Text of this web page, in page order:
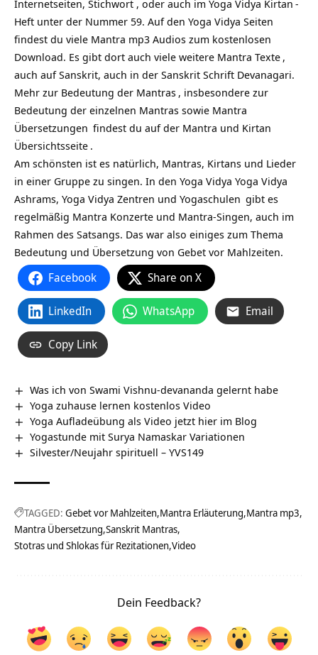
Internetseiten, Stichwort , oder auch im Yoga Vidya Kirtan -
Heft unter der Nummer 59. Auf den Yoga Vidya Seiten
findest du viele Mantra mp3 Audios zum kostenlosen
Download. Es gibt dort auch viele weitere Mantra Texte ,
auch auf Sanskrit, auch in der Sanskrit Schrift Devanagari.
Mehr zur Bedeutung der Mantras , insbesondere zur
Bedeutung der einzelnen Mantras sowie Mantra
Übersetzungen findest du aufder Mantra und Kirtan
Übersichtsseite .
Am schönsten ist es natürlich, Mantras, Kirtans und Lieder
in einer Gruppe zu singen. In den Yoga Vidya Yoga Vidya
Ashrams, Yoga Vidya Zentren und Yogaschulen gibt es
regelmäßig Mantra Konzerte und Mantra-Singen, auch im
Rahmen des Satsangs. Das war also einiges zum Thema
Bedeutung und Übersetzung von Gebet vor Mahlzeiten.
Facebook Share on X
LinkedIn WhatsApp Email
Copy Link
Was ich von Swami Vishnu-devananda gelernt habe
Yoga zuhause lernen kostenlos Video
Yoga Aufladeübung als Video jetzt hier im Blog
Yogastunde mit Surya Namaskar Variationen
Silvester/Neujahr spirituell – YVS149
TAGGED: Gebet vor Mahlzeiten Mantra Erläuterung Mantra mp3
Mantra Übersetzung Sanskrit Mantras
Stotras und Shlokas für Rezitationen Video
Dein Feedback?